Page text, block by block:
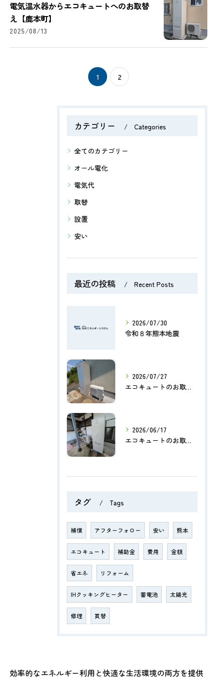
電気温水器からエコキュートへのお取替
え【鹿本町】
2025/08/13
1 2
カテゴリー Categories
全てのカテゴリー
オール電化
電気代
取替
設置
安い
最近の投稿 Recent Posts
2026/07/30
令和８年熊本地震
2026/07/27
エコキュートのお取替え【熊本市北区】
2026/06/17
エコキュートのお取替【菊池市泗水町】
タグ Tags
補償 アフターフォロー 安い 熊本
エコキュート 補助金 費用 金額
省エネ リフォーム
IHクッキングヒーター 蓄電池 太陽光
修理 買替
効率的なエネルギー利用と快適な生活環境の両方を提供